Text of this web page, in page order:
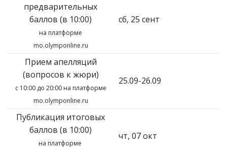
предварительных
баллов (в 10:00)
на платформе
mo.olymponline.ru
сб, 25 сент
Прием апелляций
(вопросов к жюри)
с 10:00 до 20:00 на платформе
mo.olymponline.ru
25.09-26.09
Публикация итоговых
баллов (в 10:00)
на платформе
чт, 07 окт